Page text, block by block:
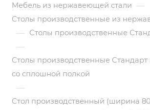
Мебель из нержавеющей стали —
Столы производственные из
— Столы производственные
—
Столы производственные Стандарт
со сплошной полкой
—
Стол производственный (ширина